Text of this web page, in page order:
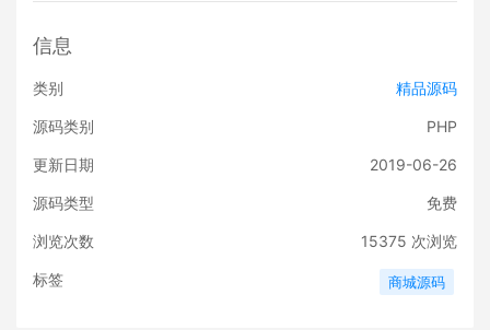
信息
类别 精品源码
源码类别 PHP
更新日期 2019-06-26
源码类型 免费
浏览次数 15375 次浏览
标签 商城源码